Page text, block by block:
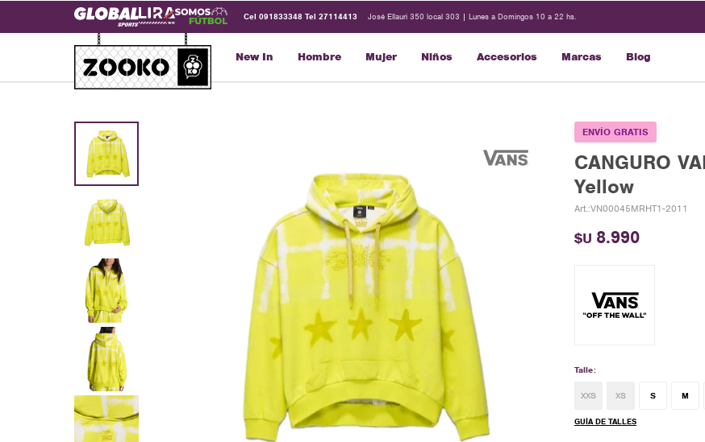
New In Hombre Mujer Niños Accesorios Marcas Blog
Cel 091833348 Tel 27114413 José Ellauri 350 local 303 | Lunes a Domingos 10 a 22 hs.
ENVÍO GRATIS
CANGURO
Yellow
VN00045MRHT1-2011
$U 8.990
Talle:
XXS XS S M
GUÍA DE TALLES